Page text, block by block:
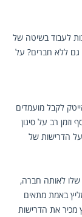
לעבוד בשיטה של
גם ללא חברים? על
לקבל מועמדים
רב על סינון
לא עונים על הדרישות של
לאותה חברה,
באמת מתאים
את הדרישות